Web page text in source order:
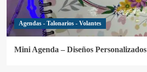
Agendas - Talonarios - Volantes
Mini Agenda – Diseños Personalizados